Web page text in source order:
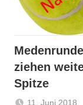
ziehen
Spitze
11. Juni 2018